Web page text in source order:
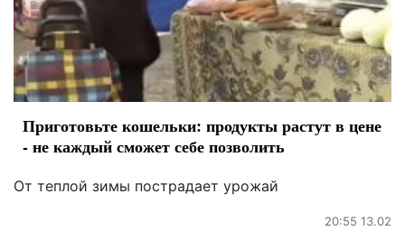
Приготовьте кошельки: продукты растут в цене
- не каждый сможет себе позволить
От теплой зимы пострадает урожай
20:55 13.02